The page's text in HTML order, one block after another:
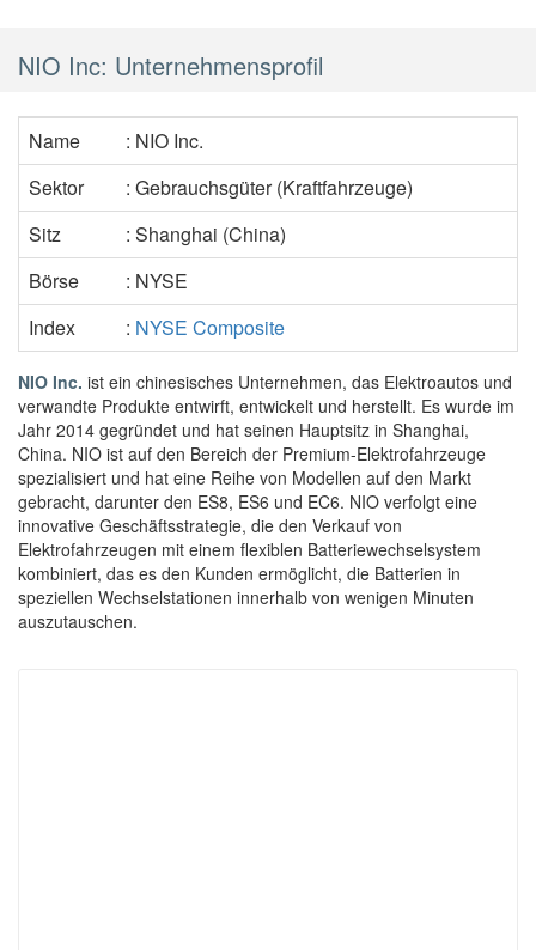
NIO Inc: Unternehmensprofil
Name
: NIO Inc.
Sektor
: Gebrauchsgüter (Kraftfahrzeuge)
Sitz
: Shanghai (China)
Börse
: NYSE
Index
: NYSE Composite
NIO Inc. ist ein chinesisches Unternehmen, das Elektroautos und
verwandte Produkte entwirft, entwickelt und herstellt. Es wurde im
Jahr 2014 gegründet und hat seinen Hauptsitz in Shanghai,
China. NIO ist auf den Bereich der Premium-Elektrofahrzeuge
spezialisiert und hat eine Reihe von Modellen auf den Markt
gebracht, darunter den ES8, ES6 und EC6. NIO verfolgt eine
innovative Geschäftsstrategie, die den Verkauf von
Elektrofahrzeugen mit einem flexiblen Batteriewechselsystem
kombiniert, das es den Kunden ermöglicht, die Batterien in
speziellen Wechselstationen innerhalb von wenigen Minuten
auszutauschen.